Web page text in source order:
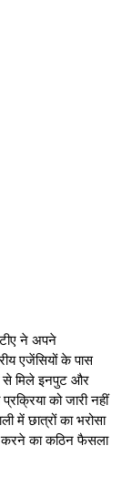
ने अपने
एजेंसियों के पास
से मिले इनपुट और
को जारी नहीं
में छात्रों का भरोसा
करने का कठिन फैसला